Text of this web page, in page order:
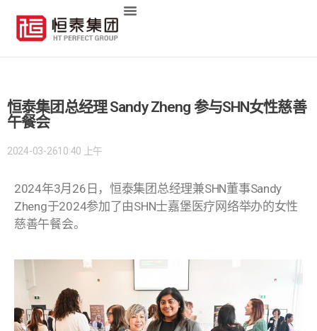
恒泰集团总经理 Sandy Zheng 参与SHN女性慈善
午餐会
2024-03-2610:40 上午
2024年3月26日，恒泰集团总经理兼SHN董事Sandy
Zheng于2024参加了由SHN士嘉堡医疗网络举办的女性
慈善午餐会。